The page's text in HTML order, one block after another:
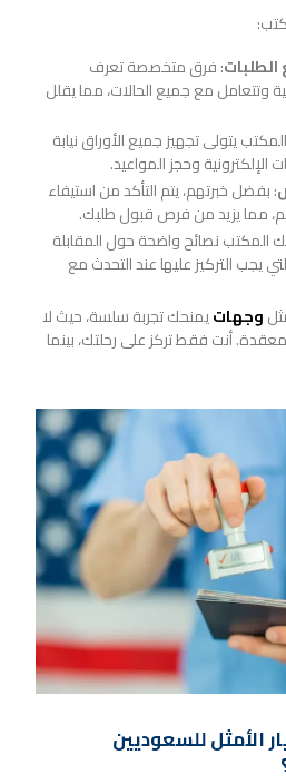
: فرق متخصصة تعرف
وتتعامل مع جميع الحالات، مما يقلل
يتولى تجهيز جميع الأوراق نيابة
الإلكترونية وحجز المواعيد.
: بفضل خبرتهم، يتم التأكد من استيفاء
مما يزيد من فرص قبول طلبك.
المكتب نصائح واضحة حول المقابلة
يجب التركيز عليها عند التحدث مع
وجهاتيمنحك تجربة سلسة، حيث لا
أنت فقط تركز على رحلتك، بينما
الأمثل للسعوديين